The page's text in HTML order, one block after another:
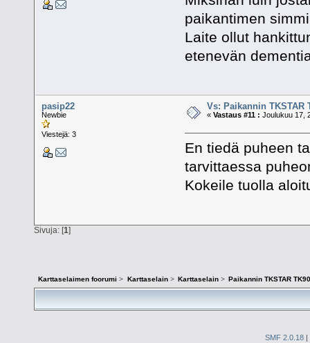
paikantimen
Laite ollut
etenevän
pasip22
Newbie
Viestejä: 3
Vs: Paikannin TKSTAR
«Vastaus #11 : Joulukuu 17,
En tiedä puheen
tarvittaessa
Kokeile tuolla
Sivuja: [1]
Karttaselaimen foorumi > Karttaselain> Karttaselain> Paikannin TKSTAR
SMF 2.0.18